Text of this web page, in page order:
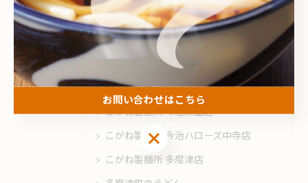
カテゴリー
全てのカテゴリー
こがね製麺所 今治鳥生店
こがね製麺所 今治ハローズ中寺店
こがね製麺所 多度津店
お問い合わせはこちら
お問い合わせはこちら